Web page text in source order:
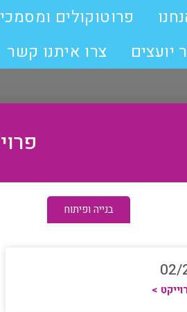
פרוטוקולים
יועצים
צרו איתנו קשר
בנייה ופיתוח
02/
>